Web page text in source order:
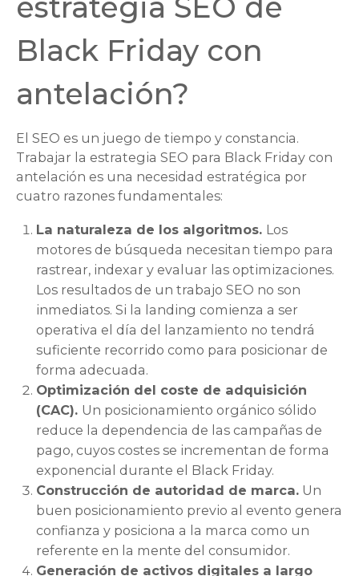
Black Friday con
antelación?
El SEO es un juego de tiempo y constancia.
Trabajar la estrategia SEO para Black Friday con
antelación es una necesidad estratégica por
cuatro razones fundamentales:
La naturaleza de los algoritmos. Los
motores de búsqueda necesitan tiempo para
rastrear, indexar y evaluar las optimizaciones.
Los resultados de un trabajo SEO no son
inmediatos. Si la landing comienza a ser
operativa el día del lanzamiento no tendrá
suficiente recorrido como para posicionar de
forma adecuada.
Optimización del coste de adquisición
(CAC). Un posicionamiento orgánico sólido
reduce la dependencia de las campañas de
pago, cuyos costes se incrementan de forma
exponencial durante el Black Friday.
Construcción de autoridad de marca.Un
buen posicionamiento previo al evento genera
confianza y posiciona a la marca como un
referente en la mente del consumidor.
Generación de activos digitales a largo